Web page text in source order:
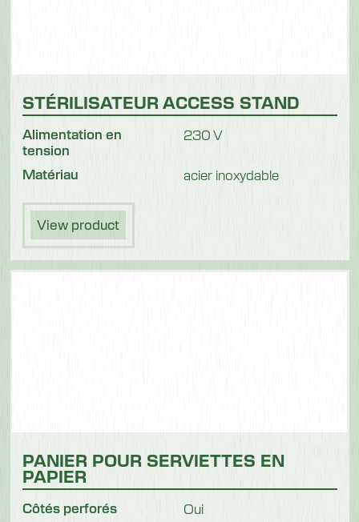
STÉRILISATEUR ACCESS STAND
Alimentation en
tension
230 V
Matériau acier inoxydable
View product
PANIER POUR SERVIETTES EN
PAPIER
Côtés perforés Oui